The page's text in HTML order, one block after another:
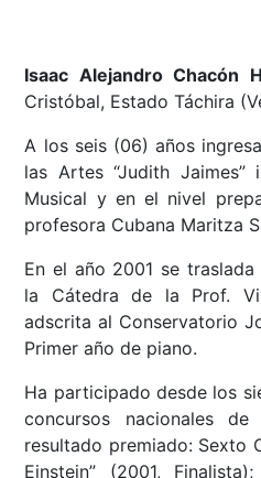
Isaac Alejandro Chacón
Cristóbal, Estado Táchira
A los seis (06) años
las Artes “Judith Jaimes”
Musical y en el nivel
profesora Cubana Maritza
En el año 2001 se
la Cátedra de la Prof.
adscrita al Conservatorio
Primer año de piano.
Ha participado desde los
concursos nacionales
resultado premiado: Sexto
Einstein” (2001,